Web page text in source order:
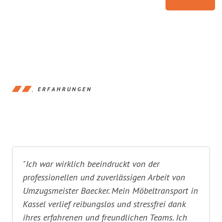
ERFAHRUNGEN
"Ich war wirklich beeindruckt von der
professionellen und zuverlässigen Arbeit von
Umzugsmeister Baecker. Mein Möbeltransport in
Kassel verlief reibungslos und stressfrei dank
ihres erfahrenen und freundlichen Teams. Ich